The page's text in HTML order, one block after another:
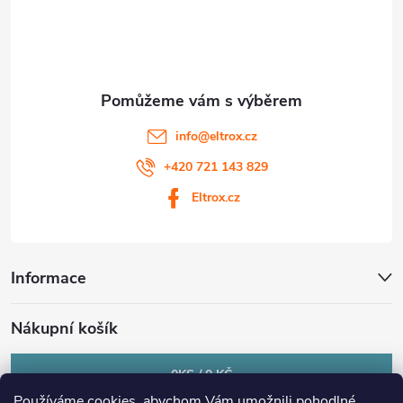
info@eltrox.cz
+420 721 143 829
Eltrox.cz
Informace
Nákupní košík
0KS /0 KČ